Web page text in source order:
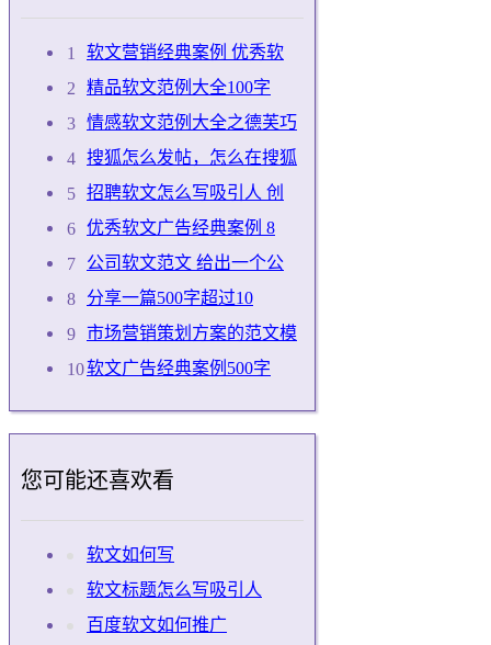
软文营销经典案例 优秀软
精品软文范例大全100字
情感软文范例大全之德芙巧
搜狐怎么发帖，怎么在搜狐
招聘软文怎么写吸引人 创
优秀软文广告经典案例 8
公司软文范文 给出一个公
分享一篇500字超过10
市场营销策划方案的范文模
软文广告经典案例500字
您可能还喜欢看
软文如何写
软文标题怎么写吸引人
百度软文如何推广